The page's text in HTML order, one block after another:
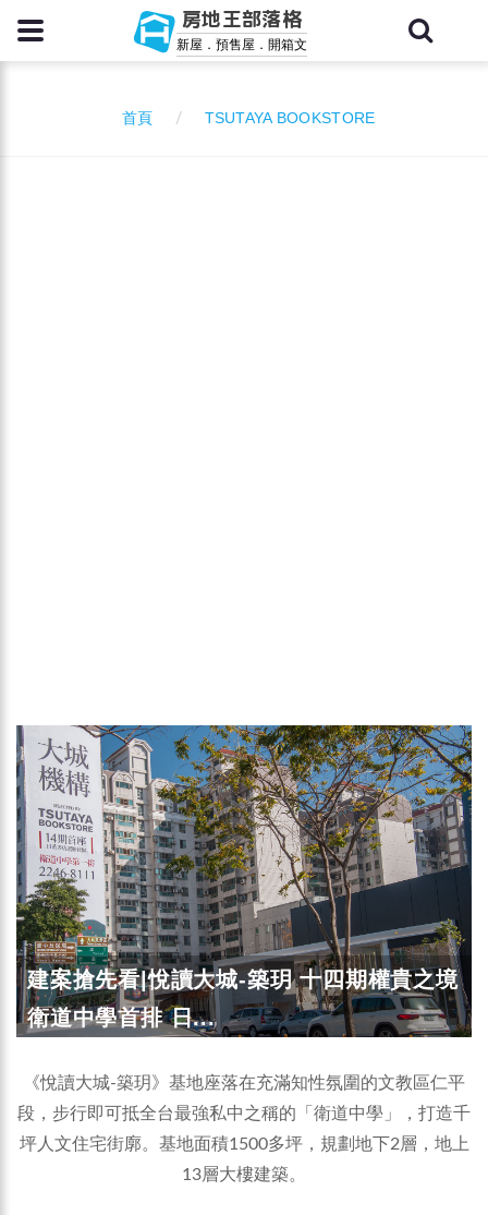
房地王部落格
新屋．預售屋．開箱文
首頁 TSUTAYA BOOKSTORE
建案搶先看|悅讀大城-築玥 十四期權貴之境
衛道中學首排 日...
《悅讀大城-築玥》基地座落在充滿知性氛圍的文教區仁平
段，步行即可抵全台最強私中之稱的「衛道中學」，打造千
坪人文住宅街廓。基地面積1500多坪，規劃地下2層，地上
13層大樓建築。